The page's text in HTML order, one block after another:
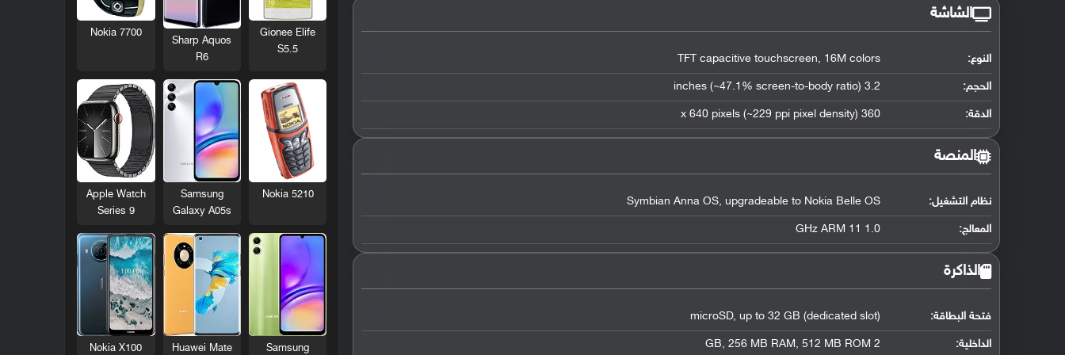
الشاشة
النوع: TFT capacitive touchscreen, 16M colors
الحجم: 3.2 inches (~47.1% screen-to-body ratio)
الدقة: 360 x 640 pixels (~229 ppi pixel density)
المنصة
نظام التشغيل:
Symbian Anna OS, upgradeable to Nokia Belle OS
المعالج:
1.0 GHz ARM 11
الذاكرة
فتحة البطاقة: microSD, up to 32 GB (dedicated slot)
الداخلية: 2 GB, 256 MB RAM, 512 MB ROM
Gionee Elife
S5.5
Sharp Aquos
R6
Nokia 7700
Nokia 5210
Samsung
Galaxy A05s
Apple Watch
Series 9
Samsung
Huawei Mate
Nokia X100